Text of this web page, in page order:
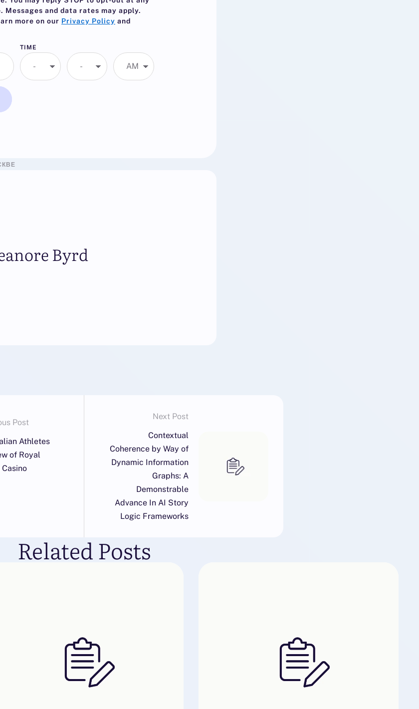
Messages and data rates may apply.
more on our Privacy Policy and
TIME
Byrd
Post
Athletes
of Royal
Casino
Next Post
Contextual
Coherence by Way of
Dynamic Information
Graphs: A
Demonstrable
Advance In AI Story
Logic Frameworks
Related Posts